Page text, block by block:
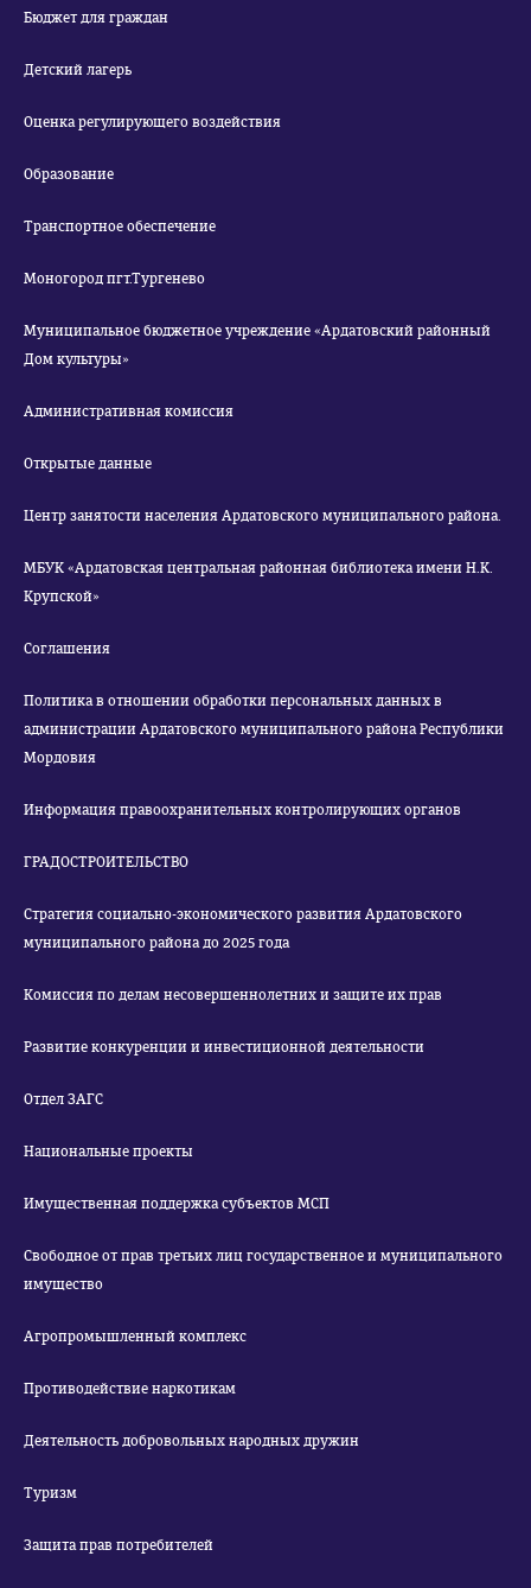
Бюджет для граждан
Детский лагерь
Оценка регулирующего воздействия
Образование
Транспортное обеспечение
Моногород пгт.Тургенево
Муниципальное бюджетное учреждение «Ардатовский районный
Дом культуры»
Административная комиссия
Открытые данные
Центр занятости населения Ардатовского муниципального района.
МБУК «Ардатовская центральная районная библиотека имени Н.К.
Крупской»
Соглашения
Политика в отношении обработки персональных данных в
администрации Ардатовского муниципального района Республики
Мордовия
Информация правоохранительных контролирующих органов
ГРАДОСТРОИТЕЛЬСТВО
Стратегия социально-экономического развития Ардатовского
муниципального района до 2025 года
Комиссия по делам несовершеннолетних и защите их прав
Развитие конкуренции и инвестиционной деятельности
Отдел ЗАГС
Национальные проекты
Имущественная поддержка субъектов МСП
Свободное от прав третьих лиц государственное и муниципального
имущество
Агропромышленный комплекс
Противодействие наркотикам
Деятельность добровольных народных дружин
Туризм
Защита прав потребителей